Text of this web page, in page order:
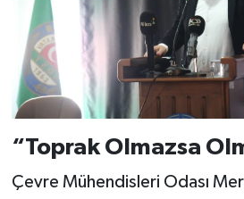
“Toprak Olmazsa
Çevre Mühendisleri Odası